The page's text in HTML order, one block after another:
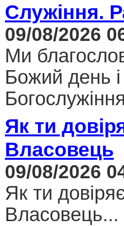
Служіння.
09/08/2026
Ми
Божий день
Як ти
Власовець
09/08/2026
Як ти
Власовець...